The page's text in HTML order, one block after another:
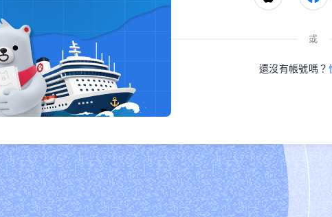
或
還沒有帳號嗎？